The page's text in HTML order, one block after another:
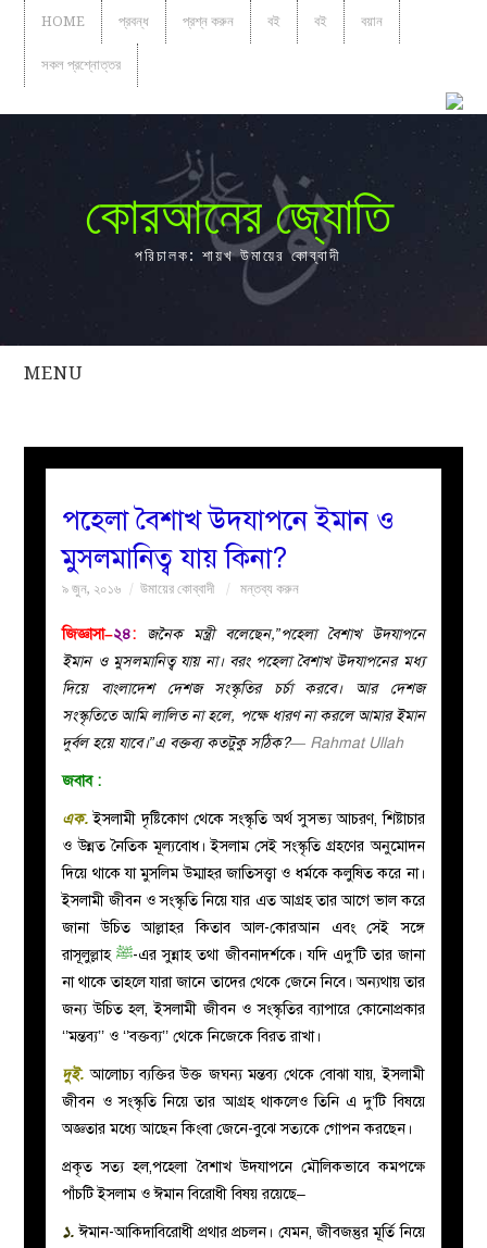
HOME প্রবন্ধ প্রশ্ন করুন বই বই বয়ান
সকল প্রশ্নোত্তর
কোরআনের জ্যোতি
পরিচালক: শায়খ উমায়ের কোব্বাদী
MENU
সকল
নারীদের
পাতা
ইসলাহী
মজলিস
প্রশ্ন
করুন
পহেলা বৈশাখ উদযাপনে ইমান ও
মুসলমানিত্ব যায় কিনা?
৯ জুন, ২০১৬ উমায়ের কোব্বাদী মন্তব্য করুন
জিজ্ঞাসা–২৪: জনৈক মন্ত্রী বলেছেন,”পহেলা বৈশাখ উদযাপনে
ইমান ও মুসলমানিত্ব যায় না। বরং পহেলা বৈশাখ উদযাপনের মধ্য
দিয়ে বাংলাদেশ দেশজ সংস্কৃতির চর্চা করবে। আর দেশজ
সংস্কৃতিতে আমি লালিত না হলে, পক্ষে ধারণ না করলে আমার ইমান
দুর্বল হয়ে যাবে।”এ বক্তব্য কতটুকু সঠিক?— Rahmat Ullah
জবাব :
এক. ইসলামী দৃষ্টিকোণ থেকে সংস্কৃতি অর্থ সুসভ্য আচরণ, শিষ্টাচার
ও উন্নত নৈতিক মূল্যবোধ। ইসলাম সেই সংস্কৃতি গ্রহণের অনুমোদন
দিয়ে থাকে যা মুসলিম উম্মাহর জাতিসত্ত্বা ও ধর্মকে কলুষিত করে না।
ইসলামী জীবন ও সংস্কৃতি নিয়ে যার এত আগ্রহ তার আগে ভাল করে
জানা উচিত আল্লাহর কিতাব আল-কোরআন এবং সেই সঙ্গে
রাসূলুল্লাহﷺ-এর সুন্নাহ তথা জীবনাদর্শকে। যদি এদু’টি তার জানা
না থাকে তাহলে যারা জানে তাদের থেকে জেনে নিবে। অন্যথায় তার
জন্য উচিত হল, ইসলামী জীবন ও সংস্কৃতির ব্যাপারে কোনোপ্রকার
‘’মন্তব্য’’ ও ‘’বক্তব্য’’ থেকে নিজেকে বিরত রাখা।
দুই.আলোচ্য ব্যক্তির উক্ত জঘন্য মন্তব্য থেকে বোঝা যায়, ইসলামী
জীবন ও সংস্কৃতি নিয়ে তার আগ্রহ থাকলেও তিনি এ দু’টি বিষয়ে
অজ্ঞতার মধ্যে আছেন কিংবা জেনে-বুঝে সত্যকে গোপন করছেন।
প্রকৃত সত্য হল,পহেলা বৈশাখ উদযাপনে মৌলিকভাবে কমপক্ষে
পাঁচটি ইসলাম ও ঈমান বিরোধী বিষয় রয়েছে–
১. ঈমান-আকিদাবিরোধী প্রথার প্রচলন। যেমন, জীবজন্তুর মূর্তি নিয়ে